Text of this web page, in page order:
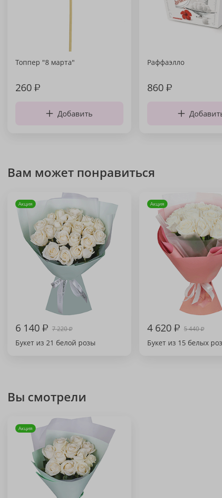
Топпер "8 марта"
260₽
Добавить
Раффаэлло
860₽
Вам может понравиться
Акция
6 140₽ 7 220₽
Букет из 21 белой розы
Акция
4 620₽ 5 440₽
Букет из 15 белых роз
Вы смотрели
Акция